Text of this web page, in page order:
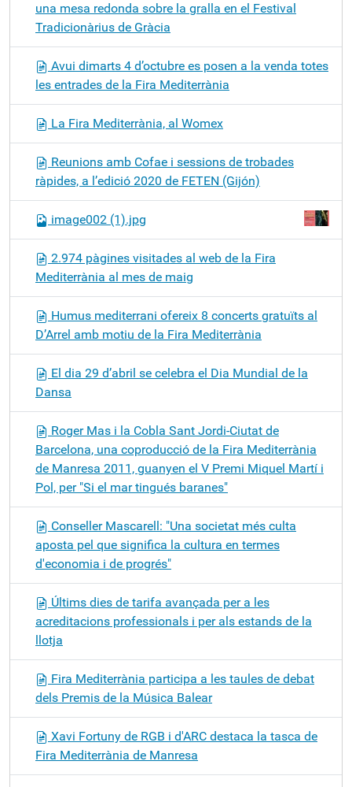
una mesa redonda sobre la gralla en el Festival
Tradicionàrius de Gràcia
Avui dimarts 4 d’octubre es posen a la venda totes
les entrades de la Fira Mediterrània
La Fira Mediterrània, al Womex
Reunions amb Cofae i sessions de trobades
ràpides, a l’edició 2020 de FETEN (Gijón)
image002 (1).jpg
2.974 pàgines visitades al web de la Fira
Mediterrània al mes de maig
Humus mediterrani ofereix 8 concerts gratuïts al
D’Arrel amb motiu de la Fira Mediterrània
El dia 29 d’abril se celebra el Dia Mundial de la
Dansa
Roger Mas i la Cobla Sant Jordi-Ciutat de
Barcelona, una coproducció de la Fira Mediterrània
de Manresa 2011, guanyen el V Premi Miquel Martí i
Pol, per "Si el mar tingués baranes"
Conseller Mascarell: "Una societat més culta
aposta pel que significa la cultura en termes
d'economia i de progrés"
Últims dies de tarifa avançada per a les
acreditacions professionals i per als estands de la
llotja
Fira Mediterrània participa a les taules de debat
dels Premis de la Música Balear
Xavi Fortuny de RGB i d'ARC destaca la tasca de
Fira Mediterrània de Manresa